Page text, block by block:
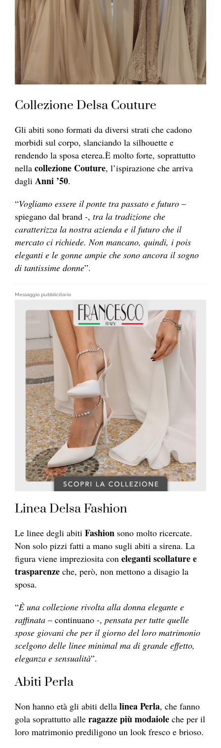
Collezione Delsa Couture
Gli abiti sono formati da diversi strati che cadono
morbidi sul corpo, slanciando la silhouette e
rendendo la sposa eterea.È molto forte, soprattutto
nella collezione Couture, l’ispirazione che arriva
dagli Anni ’50.
“Vogliamo essere il ponte tra passato e futuro –
spiegano dal brand -, tra la tradizione che
caratterizza la nostra azienda e il futuro che il
mercato ci richiede. Non mancano, quindi, i pois
eleganti e le gonne ampie che sono ancora il sogno
di tantissime donne”.
Messaggio pubblicitario
Linea Delsa Fashion
Le linee degli abiti Fashion sono molto ricercate.
Non solo pizzi fatti a mano sugli abiti a sirena. La
figura viene impreziosita con eleganti scollature e
trasparenze che, però, non mettono a disagio la
sposa.
“È una collezione rivolta alla donna elegante e
raffinata – continuano -, pensata per tutte quelle
spose giovani che per il giorno del loro matrimonio
scelgono delle linee minimal ma di grande effetto,
eleganza e sensualità”.
Abiti Perla
Non hanno età gli abiti della linea Perla, che fanno
gola soprattutto alle ragazze più modaiole che per il
loro matrimonio prediligono un look fresco e brioso.